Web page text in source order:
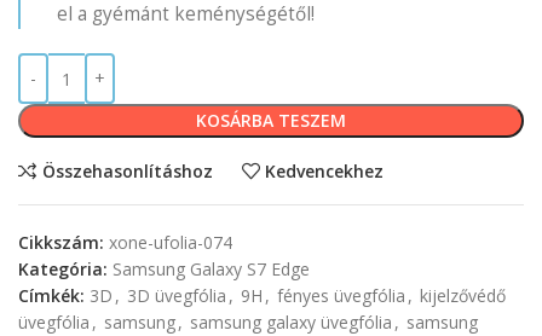
el a gyémánt keménységétől!
KOSÁRBA TESZEM
Összehasonlításhoz Kedvencekhez
Cikkszám: xone-ufolia-074
Kategória: Samsung Galaxy S7 Edge
Címkék: 3D , 3D üvegfólia , 9H , fényes üvegfólia , kijelzővédő
üvegfólia , samsung, samsung galaxy üvegfólia , samsung